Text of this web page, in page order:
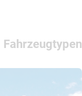
Fahrzeugtypen